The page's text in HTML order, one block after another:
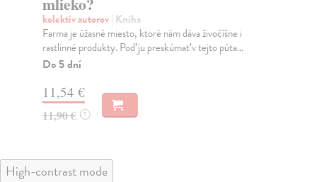
kolektív autorov| Kniha
Farma je úžasné miesto, ktoré nám dáva živočíšne i
rastlinné produkty. Poď ju preskúmať v tejto púta...
Do 5 dní
11,54 €
11,90 € ?
High-contrast mode